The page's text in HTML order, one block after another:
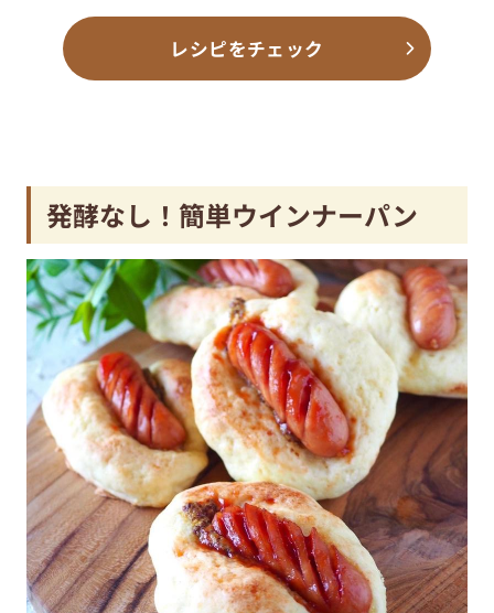
レシピをチェック
発酵なし！簡単ウインナーパン